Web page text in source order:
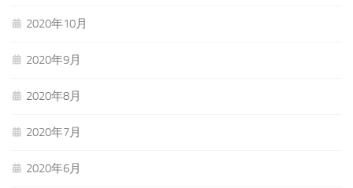
2020年10月
2020年9月
2020年8月
2020年7月
2020年6月